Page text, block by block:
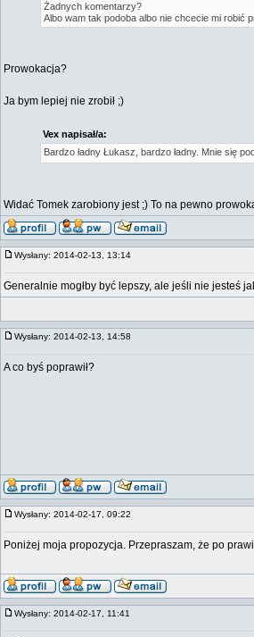
Żadnych komentarzy?
Albo wam tak podoba albo nie chcecie mi robić
Prowokacja?
Ja bym lepiej nie zrobił ;)
Vex napisał/a:
Bardzo ładny Łukasz, bardzo ładny. Mnie się
Widać Tomek zarobiony jest ;) To na pewno
Wysłany: 2014-02-13, 13:14
Generalnie mogłby być lepszy, ale jeśli nie jesteś
Wysłany: 2014-02-13, 14:58
A co byś poprawił?
Wysłany: 2014-02-17, 09:22
Poniżej moja propozycja. Przepraszam, że po
Wysłany: 2014-02-17, 11:41